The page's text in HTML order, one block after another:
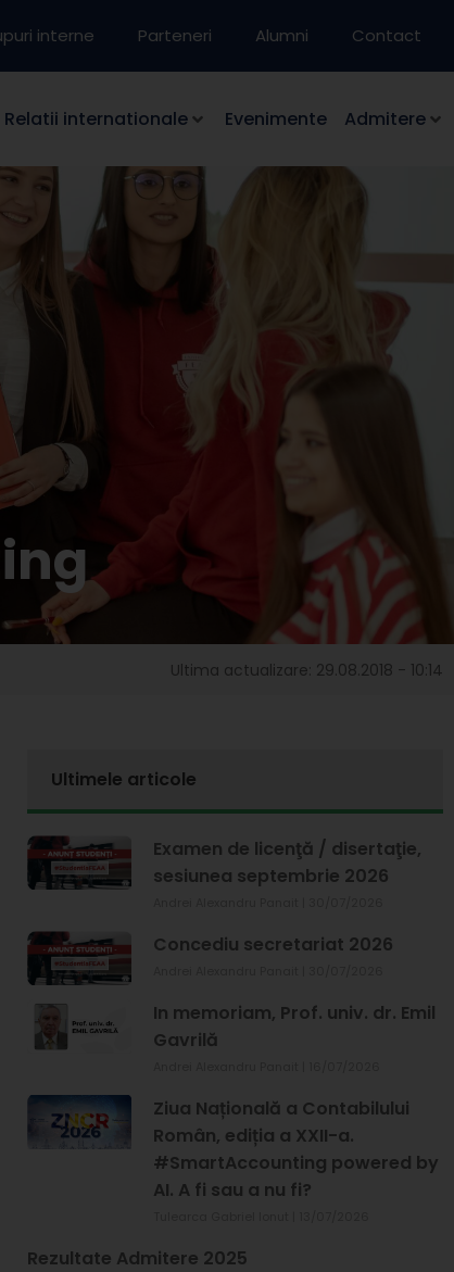
interne Parteneri Alumni Contact
Relatii internationale Evenimente Admitere
Ultima actualizare: 29.08.2018 - 10:14
Ultimele articole
Examen de licenţă / disertaţie,
sesiunea septembrie 2026
Concediu secretariat 2026
In memoriam, Prof. univ. dr. Emil
Gavrilă
Ziua Națională a Contabilului
Român, ediția a XXII-a.
#SmartAccounting powered by
AI. A fi sau a nu fi?
Rezultate Admitere 2025